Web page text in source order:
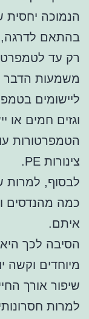
הנמוכה יחסית
רק עד
משמעות הדבר
ליישומים
וגזים חמים או
הטמפרטורות
צינורות PE.
כמה מהנדסים
איתם.
מיוחדים וקשה
שיפור אורך
למרות